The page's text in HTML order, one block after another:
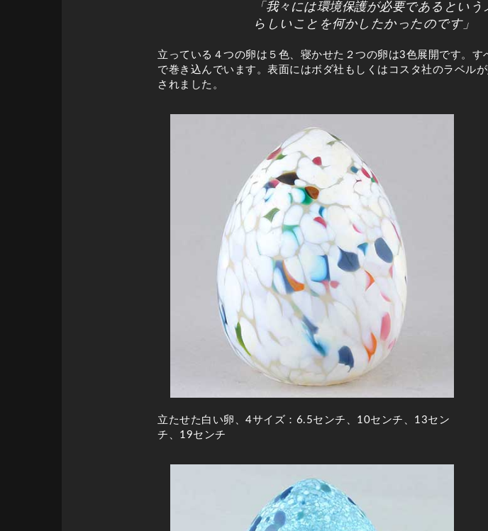
「我々には環境保護が必要であるとい
らしいことを何かしたかったのです」
立っている４つの卵は５色、寝かせた２つの卵は3色展開です。
で巻き込んでいます。表面にはボダ社もしくはコスタ社のラベル
されました。
立たせた白い卵、4サイズ：6.5センチ、10センチ、13セン
チ、19センチ